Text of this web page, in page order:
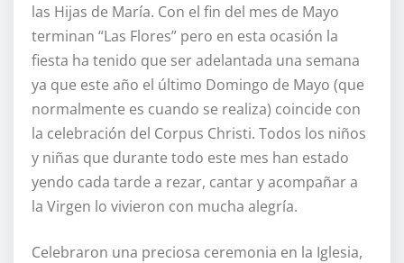
las Hijas de María. Con el fin del mes de Mayo
terminan “Las Flores” pero en esta ocasión la
fiesta ha tenido que ser adelantada una semana
ya que este año el último Domingo de Mayo (que
normalmente es cuando se realiza) coincide con
la celebración del Corpus Christi. Todos los niños
y niñas que durante todo este mes han estado
yendo cada tarde a rezar, cantar y acompañar a
la Virgen lo vivieron con mucha alegría.
Celebraron una preciosa ceremonia en la Iglesia,